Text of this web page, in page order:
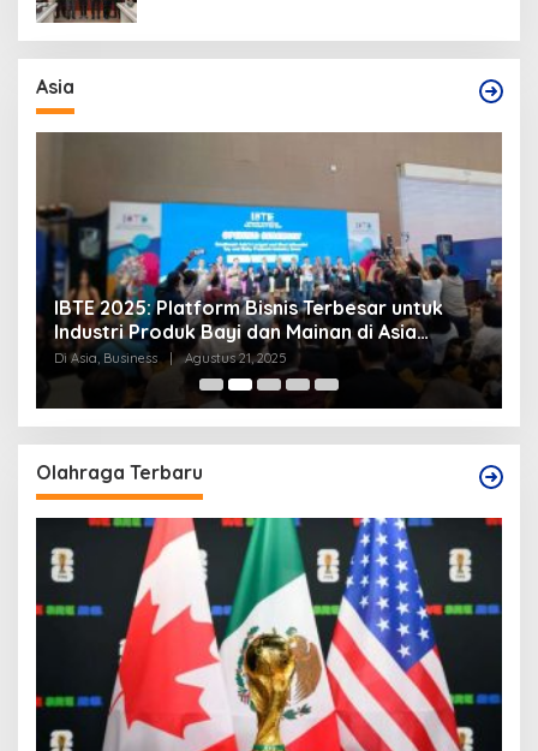
Asia
IBTE 2025: Platform Bisnis Terbesar untuk
Industri Produk Bayi dan Mainan di Asia
Tenggara
Di Asia, Business | Agustus 21, 2025
PM
Di Asia
Olahraga Terbaru